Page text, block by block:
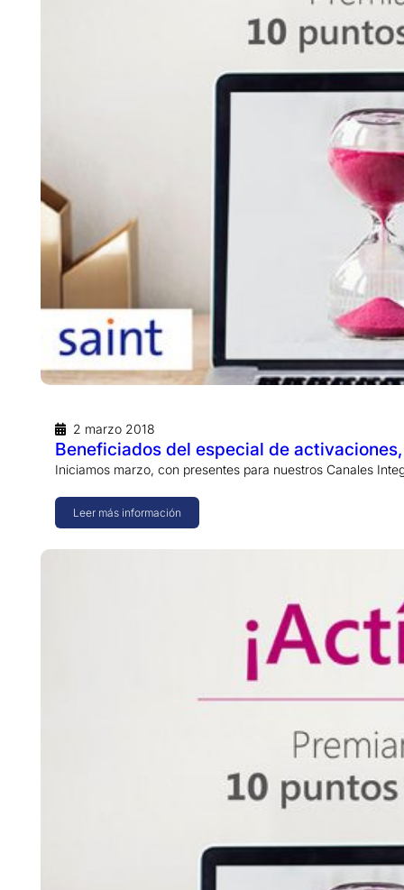
2 marzo 2018
Beneficiados del especial de
Iniciamos marzo, con presentes para nuestros Canales
Leer más información